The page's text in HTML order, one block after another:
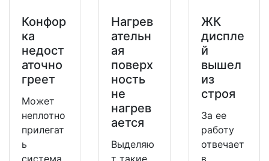
Конфор
ка
недост
аточно
греет
Может
неплотно
прилегат
ь
система
Нагрев
ательн
ая
поверх
ность
не
нагрев
ается
Выделяю
т такие
ЖК
диспле
й
вышел
из
строя
За ее
работу
отвечает
в